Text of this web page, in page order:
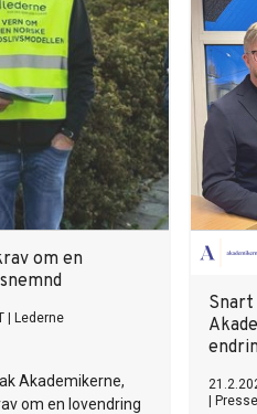
om en
Lederne
Akademikerne,
om en lovendring
Snart